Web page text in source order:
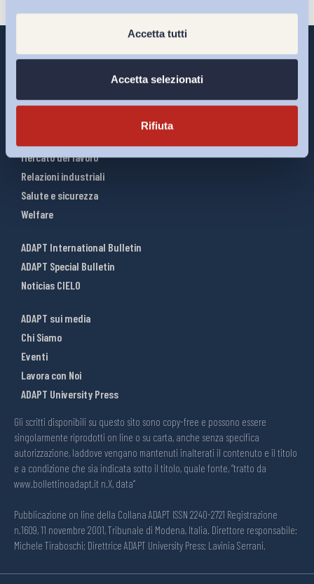
Accetta tutti
Accetta selezionati
Rifiuta
Interventi ADAPT
Mercato del lavoro
Relazioni industriali
Salute e sicurezza
Welfare
ADAPT International Bulletin
ADAPT Special Bulletin
Noticias CIELO
ADAPT sui media
Chi Siamo
Eventi
Lavora con Noi
ADAPT University Press
Gli scritti disponibili su questo sito sono copy-free e possono essere
singolarmente riprodotti on line o su carta, anche senza specifica
autorizzazione, laddove vengano mantenuti inalterati il contenuto e il titolo
e a condizione che sia indicata sotto il titolo, quale fonte, “tratto da
www.bollettinoadapt.it n.X, data“
Pubblicazione on line della Collana ADAPT ISSN 2240-2721 Registrazione
n.1609, 11 novembre 2001, Tribunale di Modena, Italia. Direttore responsabile:
Michele Tiraboschi; Direttrice ADAPT University Press: Lavinia Serrani.